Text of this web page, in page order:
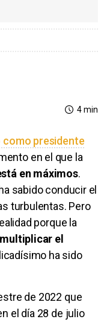
4 min
presidente
en el que la
en máximos.
sabido conducir el
turbulentas. Pero
porque la
el
ha sido
de 2022 que
el día 28 de julio